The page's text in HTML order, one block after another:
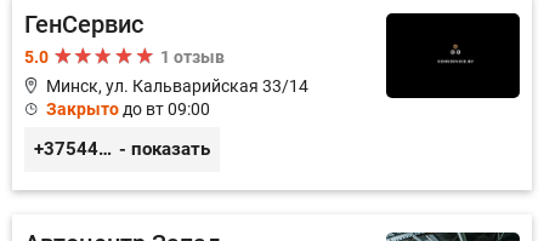
ГенСервис
5.0
1 отзыв
Минск, ул. Кальварийская 33/14
Закрыто до вт 09:00
+375444649592 - показать